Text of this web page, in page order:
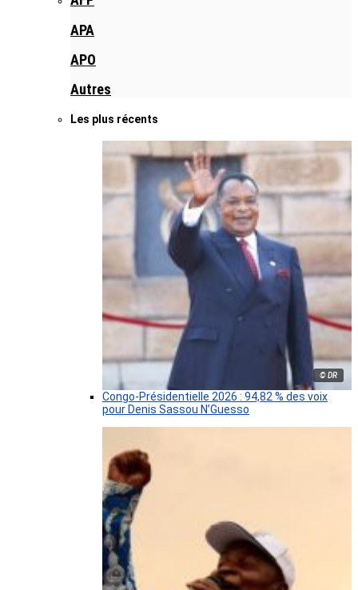
APA
APO
Autres
Les plus récents
© DR
Congo-Présidentielle 2026 : 94,82 % des voix
pour Denis Sassou N’Guesso